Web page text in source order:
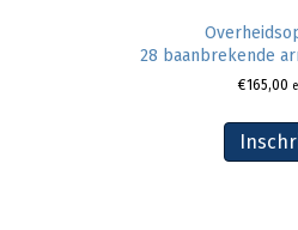
28 baanbrekende
€165,00